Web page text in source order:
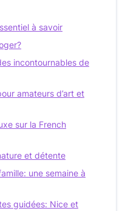
à savoir
incontournables de
amateurs d’art et
sur la French
et détente
une semaine à
guidées: Nice et